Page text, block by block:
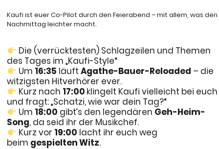
Kaufi ist euer Co-Pilot durch den Feierabend – mit allem, was den
Nachmittag leichter macht.
Die (verrücktesten) Schlagzeilen und Themen
des Tages im „Kaufi-Style“
Um 16:35 läuft Agathe-Bauer-Reloaded – die
witzigsten Hitverhörer ever.
Kurz nach 17:00 klingelt Kaufi vielleicht bei euch
und fragt: „Schatzi, wie war dein Tag?“
Um 18:00 gibt’s den legendären Geh-Heim-
Song, da seid ihr der Musikchef.
Kurz vor 19:00 lacht ihr euch weg
beim gespielten Witz.